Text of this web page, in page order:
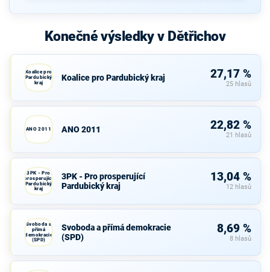
Konečné výsledky v Dětřichov
Koalice pro
Pardubický
kraj
Koalice pro Pardubický kraj 27,17 %
25 hlasů
ANO 2011 ANO 2011 22,82 %
21 hlasů
3PK - Pro
prosperující
Pardubický
kraj
3PK - Pro prosperující
Pardubický kraj
13,04 %
12 hlasů
Svoboda a
přímá
demokracie
(SPD)
Svoboda a přímá demokracie
(SPD)
8,69 %
8 hlasů